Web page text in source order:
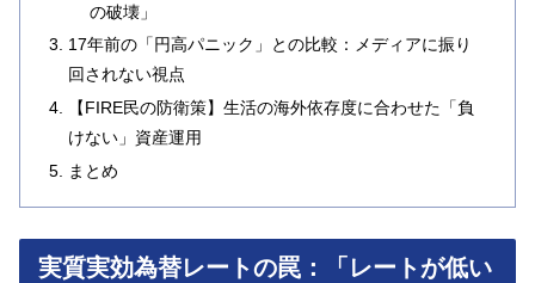
の破壊」
17年前の「円高パニック」との比較：メディアに振り
回されない視点
【FIRE民の防衛策】生活の海外依存度に合わせた「負
けない」資産運用
まとめ
実質実効為替レートの罠：「レートが低い